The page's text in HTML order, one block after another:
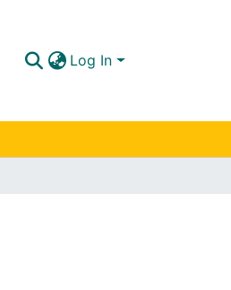
Log In